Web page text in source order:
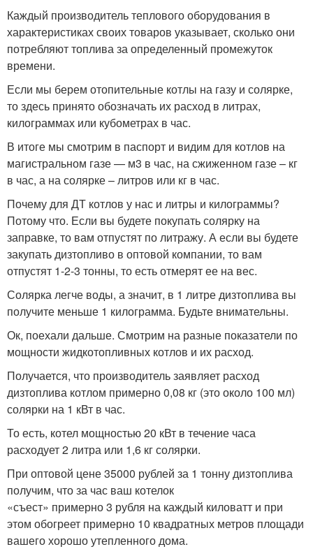
Каждый производитель теплового оборудования в
характеристиках своих товаров указывает, сколько они
потребляют топлива за определенный промежуток
времени.
Если мы берем отопительные котлы на газу и солярке,
то здесь принято обозначать их расход в литрах,
килограммах или кубометрах в час.
В итоге мы смотрим в паспорт и видим для котлов на
магистральном газе — м3 в час, на сжиженном газе – кг
в час, а на солярке – литров или кг в час.
Почему для ДТ котлов у нас и литры и килограммы?
Потому что. Если вы будете покупать солярку на
заправке, то вам отпустят по литражу. А если вы будете
закупать дизтопливо в оптовой компании, то вам
отпустят 1-2-3 тонны, то есть отмерят ее на вес.
Солярка легче воды, а значит, в 1 литре дизтоплива вы
получите меньше 1 килограмма. Будьте внимательны.
Ок, поехали дальше. Смотрим на разные показатели по
мощности жидкотопливных котлов и их расход.
Получается, что производитель заявляет расход
дизтоплива котлом примерно 0,08 кг (это около 100 мл)
солярки на 1 кВт в час.
То есть, котел мощностью 20 кВт в течение часа
расходует 2 литра или 1,6 кг солярки.
При оптовой цене 35000 рублей за 1 тонну дизтоплива
получим, что за час ваш котелок
«съест» примерно 3 рубля на каждый киловатт и при
этом обогреет примерно 10 квадратных метров площади
вашего хорошо утепленного дома.